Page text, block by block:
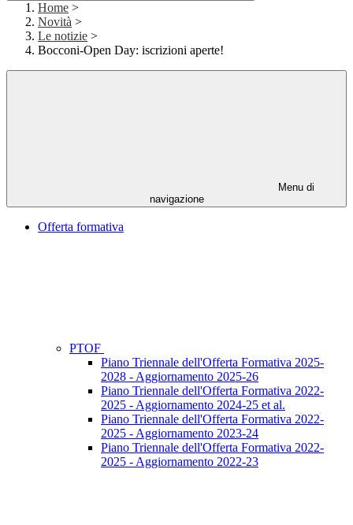
Home >
Novità >
Le notizie >
Bocconi-Open Day: iscrizioni aperte!
Menu di
navigazione
Offerta formativa
PTOF
Piano Triennale dell'Offerta Formativa 2025-
2028 - Aggiornamento 2025-26
Piano Triennale dell'Offerta Formativa 2022-
2025 - Aggiornamento 2024-25 et al.
Piano Triennale dell'Offerta Formativa 2022-
2025 - Aggiornamento 2023-24
Piano Triennale dell'Offerta Formativa 2022-
2025 - Aggiornamento 2022-23